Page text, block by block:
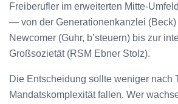
Freiberufler im erweiterten Mitte-
— von der Generationenkanzlei
Newcomer (Guhr, b’steuern) bis zur
Großsozietät (RSM Ebner Stolz).
Die Entscheidung sollte weniger nach
Mandatskomplexität fallen. Wer